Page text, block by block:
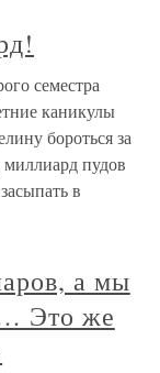
семестра
каникулы
бороться за
пудов
в
а мы
Это же